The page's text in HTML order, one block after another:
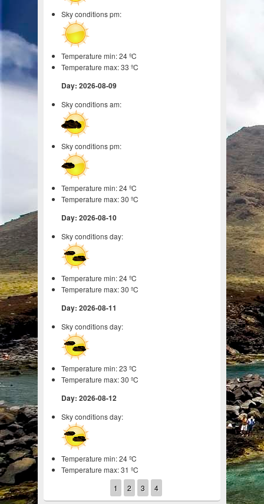
Sky conditions pm:
Temperature min: 24 ºC
Temperature max: 33 ºC
Day: 2026-08-09
Sky conditions am:
Sky conditions pm:
Temperature min: 24 ºC
Temperature max: 30 ºC
Day: 2026-08-10
Sky conditions day:
Temperature min: 24 ºC
Temperature max: 30 ºC
Day: 2026-08-11
Sky conditions day:
Temperature min: 23 ºC
Temperature max: 30 ºC
Day: 2026-08-12
Sky conditions day:
Temperature min: 24 ºC
Temperature max: 31 ºC
1
2 3 4